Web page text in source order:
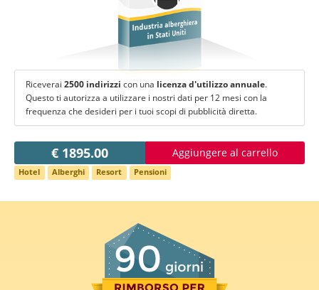
Industria alberghiera
in Stati Uniti
Riceverai 2500 indirizzi con una licenza d'utilizzo annuale.
Questo ti autorizza a utilizzare i nostri dati per 12 mesi con la
frequenza che desideri per i tuoi scopi di pubblicità diretta.
€ 1895.00 Aggiungere al carrello
Hotel Alberghi Resort Pensioni